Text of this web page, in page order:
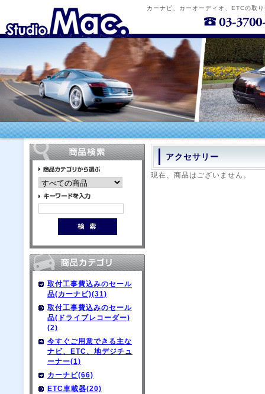
カーナビ、カーオーディオ、ETCの取
取付工事費込みのセール
品(カーナビ)(31)
取付工事費込みのセール
品(ドライブレコーダー)
(2)
今すぐご用意できる主な
ナビ、ETC、地デジチュ
ーナー(1)
カーナビ(66)
ETC車載器(20)
アクセサリー
現在、商品はございません。